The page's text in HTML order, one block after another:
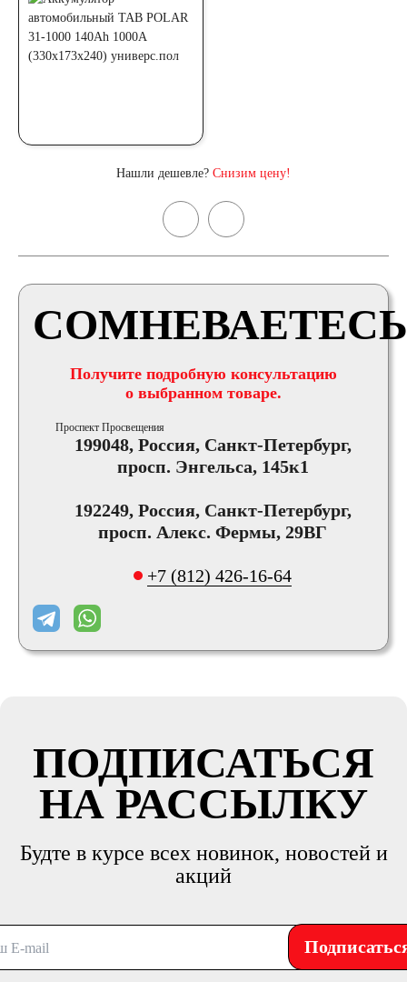
Нашли дешевле? Снизим цену!
Получите подробную консультацию
о выбранном товаре.
Проспект Просвещения
199048, Россия, Санкт-Петербург,
просп. Энгельса, 145к1
192249, Россия, Санкт-Петербург,
просп. Алекс. Фермы, 29ВГ
+7 (812) 426-16-64
ПОДПИСАТЬСЯ
НА РАССЫЛКУ
Будте в курсе всех новинок, новостей и
акций